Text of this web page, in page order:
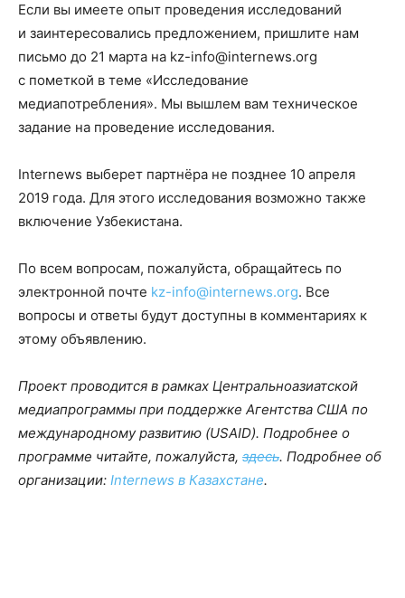
Если вы имеете опыт проведения исследований
и заинтересовались предложением, пришлите нам
письмо до 21 марта на kz-info@internews.org
с пометкой в теме «Исследование
медиапотребления». Мы вышлем вам техническое
задание на проведение исследования.
Internews выберет партнёра не позднее 10 апреля
2019 года. Для этого исследования возможно также
включение Узбекистана.
По всем вопросам, пожалуйста, обращайтесь по
электронной почте kz-info@internews.org. Все
вопросы и ответы будут доступны в комментариях к
этому объявлению.
Проект проводится в рамках Центральноазиатской
медиапрограммы при поддержке Агентства США по
международному развитию (USAID). Подробнее о
программе читайте, пожалуйста, здесь. Подробнее об
организации: Internews в Казахстане.